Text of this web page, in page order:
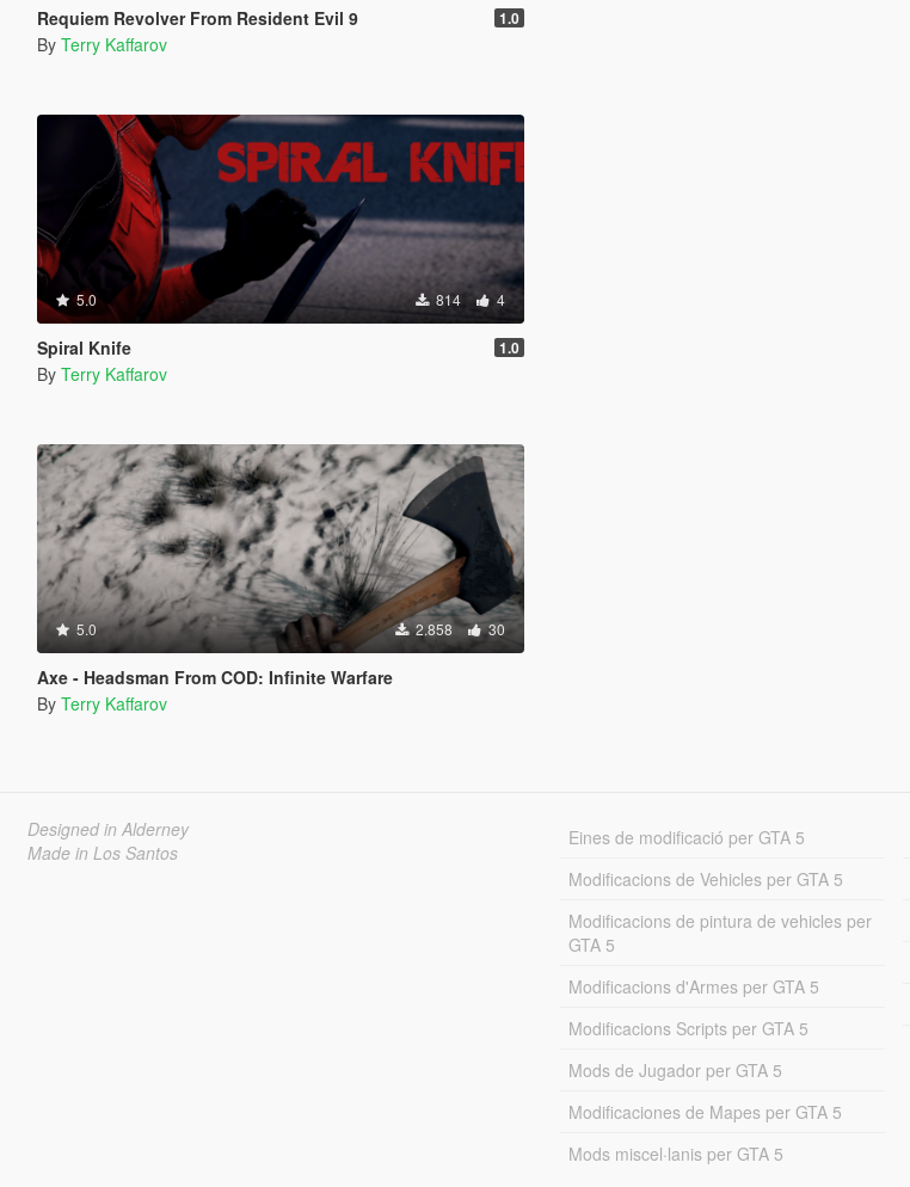
Requiem Revolver From Resident Evil 9 1.0
By Terry Kaffarov
5.0 814 4
Spiral Knife 1.0
By Terry Kaffarov
5.0 2.858 30
Axe - Headsman From COD: Infinite Warfare
By Terry Kaffarov
Designed in Alderney
Made in Los Santos
Eines de modificació per GTA 5
Modificacions de Vehicles per GTA 5
Modificacions de pintura de vehicles per
GTA 5
Modificacions d'Armes per GTA 5
Modificacions Scripts per GTA 5
Mods de Jugador per GTA 5
Modificaciones de Mapes per GTA 5
Mods miscel·lanis per GTA 5